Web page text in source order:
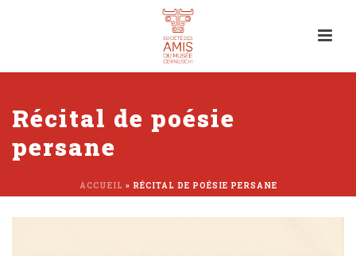
Récital de poésie
persane
ACCUEIL » RÉCITAL DE POÉSIE PERSANE